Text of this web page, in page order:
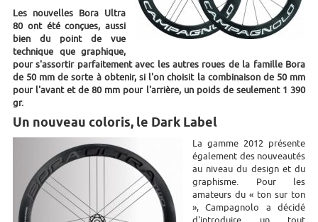
Les nouvelles Bora Ultra
80 ont été conçues, aussi
bien du point de vue
technique que graphique,
pour s'assortir parfaitement avec les autres roues de la famille Bora
de 50 mm de sorte à obtenir, si l'on choisit la combinaison de 50 mm
pour l'avant et de 80 mm pour l'arrière, un poids de seulement 1 390
gr.
Un nouveau coloris, le Dark Label
La gamme 2012 présente
également des nouveautés
au niveau du design et du
graphisme. Pour les
amateurs du « ton sur ton
», Campagnolo a décidé